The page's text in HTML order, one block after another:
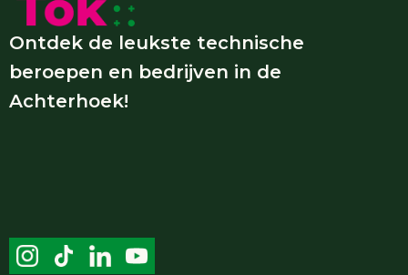
Ontdek de leukste technische
beroepen en bedrijven in de
Achterhoek!